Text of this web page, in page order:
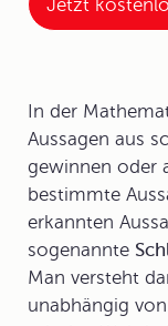
Jetzt
In der
Aussagen aus
gewinnen oder
bestimmte
erkannten
sogenannte
Man versteht
unabhängig